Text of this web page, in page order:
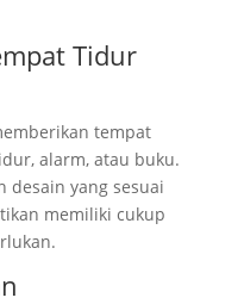
Tidur
tempat
alarm, atau buku.
desain yang sesuai
memiliki cukup